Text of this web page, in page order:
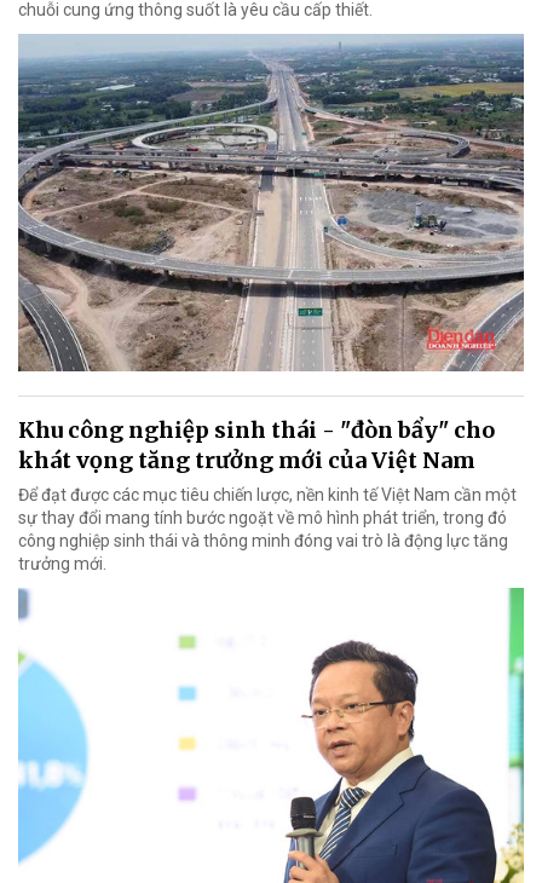
chuỗi cung ứng thông suốt là yêu cầu cấp thiết.
Khu công nghiệp sinh thái - "đòn bẩy" cho
khát vọng tăng trưởng mới của Việt Nam
Để đạt được các mục tiêu chiến lược, nền kinh tế Việt Nam cần một
sự thay đổi mang tính bước ngoặt về mô hình phát triển, trong đó
công nghiệp sinh thái và thông minh đóng vai trò là động lực tăng
trưởng mới.